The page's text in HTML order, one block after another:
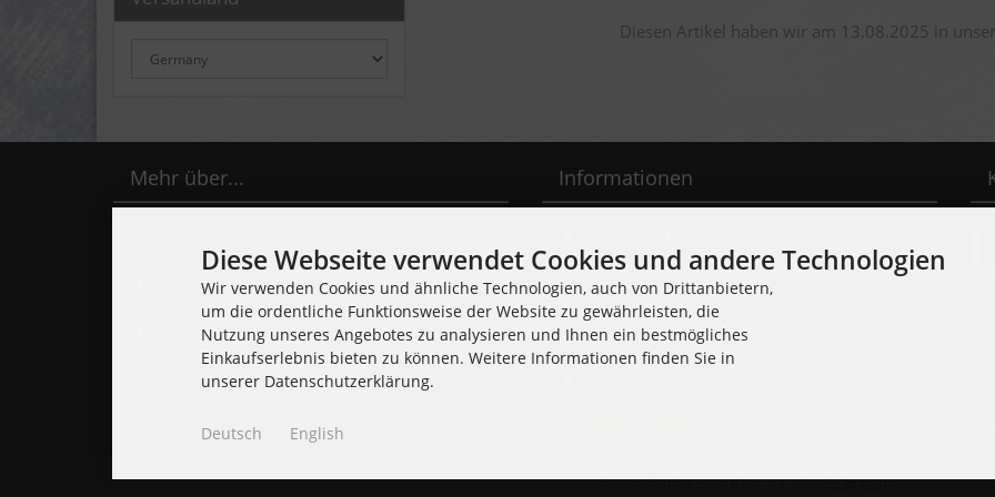
Diesen Artikel haben wir am 13.08.2025 in
Mehr über...
Lieferzeit
Impressum
Cookie Einstellungen
Informationen
Liefer- und Versandkosten
Privatsphäre und Datenschutz
©
Noisolution © 2026 | Template © 2026 by Karl
Diese Webseite verwendet Cookies und andere Technologien
Wir verwenden Cookies und ähnliche Technologien, auch von Drittanbietern,
um die ordentliche Funktionsweise der Website zu gewährleisten, die
Nutzung unseres Angebotes zu analysieren und Ihnen ein bestmögliches
Einkaufserlebnis bieten zu können. Weitere Informationen finden Sie in
unserer Datenschutzerklärung.
Deutsch English